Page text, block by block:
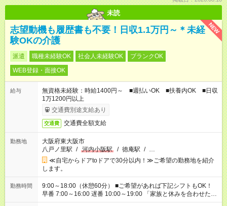
未読
NEW
志望動機も履歴書も不要！日収1.1万円～＊未経
験OKの介護
派遣 職種未経験OK 社会人未経験OK
ブランクOK
WEB登録・面接OK
給与
無資格未経験：時給1400円～ ■週払いOK ■扶養内OK ■日収
1万1200円以上
交通費別途支給あり
交通費 交通費全額支給
勤務地
大阪府東大阪市
八戸ノ里駅 / 河内小阪駅 / 徳庵駅 / …
≪自宅からドアtoドアで30分以内！≫ご希望の勤務地を紹介
します。
勤務時間
9:00～18:00（休憩60分） ■ご希望があれば下記シフトもOK！
早番 7:00～16:00 遅番 10:00～19:00 「家族と休みを合わせた
い」 「余裕を持って夕飯の準備がしたい」 「できれば残業はし